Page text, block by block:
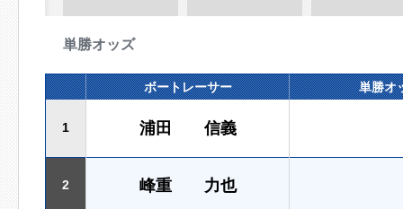
単勝オッズ
ボートレーサー 単勝オ
1 浦田 信義
2 峰重 力也